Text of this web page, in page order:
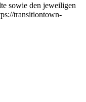
sowie den jeweiligen
transitiontown-